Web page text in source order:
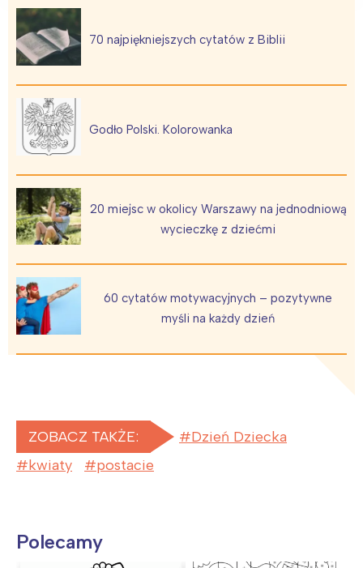
70 najpiękniejszych cytatów z Biblii
Godło Polski. Kolorowanka
20 miejsc w okolicy Warszawy na jednodniową
wycieczkę z dziećmi
60 cytatów motywacyjnych – pozytywne
myśli na każdy dzień
ZOBACZ TAKŻE:
Dzień Dziecka
kwiaty
postacie
Polecamy
Łódź
Trójmiasto
Poznań
Wrocław
Południe
Wszystkie
Wybieram